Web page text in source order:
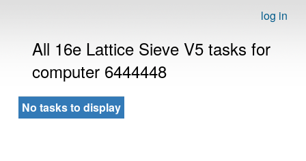
log in
All 16e Lattice Sieve V5 tasks for
computer 6444448
No tasks to display